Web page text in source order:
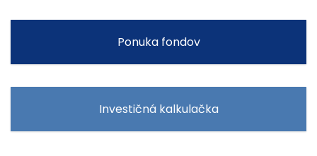
Ponuka fondov
Investičná kalkulačka